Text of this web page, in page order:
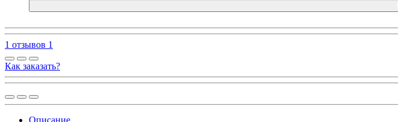
1 отзывов 1
Как заказать?
Описание